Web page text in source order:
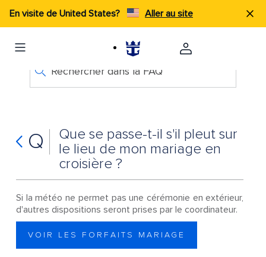
En visite de United States? Aller au site
Rechercher dans la FAQ
Q
Que se passe-t-il s'il pleut sur
le lieu de mon mariage en
croisière ?
Si la météo ne permet pas une cérémonie en extérieur,
d'autres dispositions seront prises par le coordinateur.
VOIR LES FORFAITS MARIAGE